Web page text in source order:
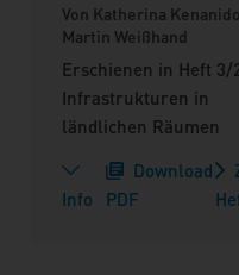
Von Katherina
Martin Weißhand
Erschienen in Heft 3/
Infrastrukturen in
ländlichen Räumen
Info
Download
PDF